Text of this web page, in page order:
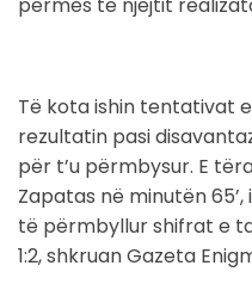
Të kota ishin tentativat
rezultatin pasi
për t’u përmbysur. E
Zapatas në minutën
të përmbyllur shifrat e
1:2, shkruan Gazeta